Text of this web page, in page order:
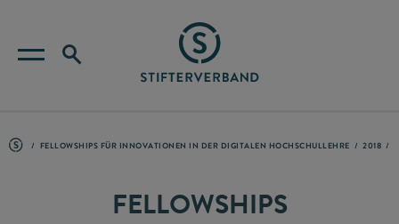
FELLOWSHIPS FÜR INNOVATIONEN IN DER DIGITALEN HOCHSCHULLEHRE 2018
FELLOWSHIPS